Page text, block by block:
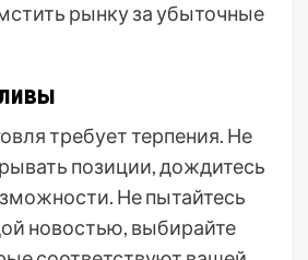
рынку за убыточные
требует терпения. Не
позиции, дождитесь
Не пытайтесь
новостью, выбирайте